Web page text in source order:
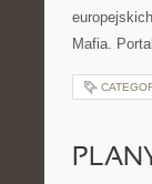
Mafia.